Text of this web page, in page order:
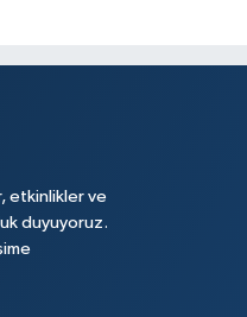
etkinlikler ve
duyuyoruz.